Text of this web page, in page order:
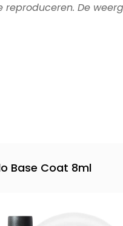
De
Base Coat 8ml